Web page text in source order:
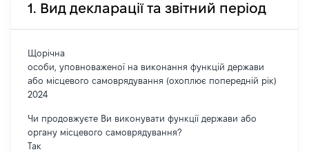
1. Вид декларації та звітний період
Щорічна
особи, уповноваженої на виконання функцій держави
або місцевого самоврядування (охоплює попередній рік)
2024
Чи продовжуєте Ви виконувати функції держави або
органу місцевого самоврядування?
Так